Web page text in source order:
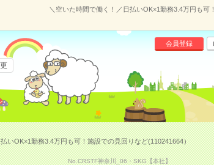
＼空いた時間で働く！／日払いOK×1勤務3.4万円も可
会員登録
いOK×1勤務3.4万円も可！施設での見回りなど(110241664）
No.CRSTF神奈川_06・SKG【本社】